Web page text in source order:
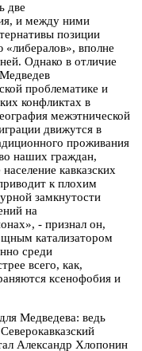
две
и между ними
позиции
«либералов», вполне
Однако в отличие
проблематике и
конфликтах в
межэтнической
движутся в
проживания
наших граждан,
кавказских
к плохим
замкнутости
на
- признал он,
катализатором
среди
всего, как,
ксенофобия и
Медведева: ведь
Александр Хлопонин